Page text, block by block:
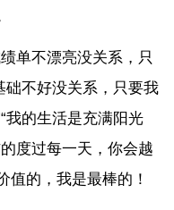
单不漂亮没关系，只
础不好没关系，只要我
我的生活是充满阳光
度过每一天，你会越
值的，我是最棒的！